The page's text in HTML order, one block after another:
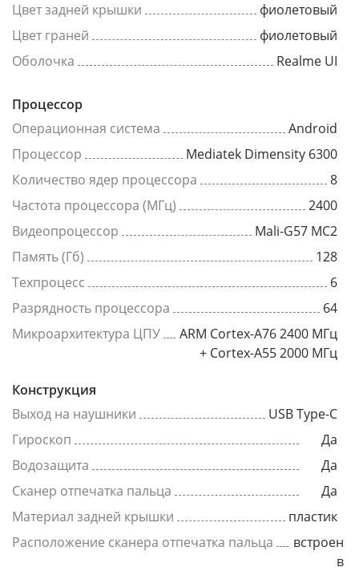
Цвет задней крышки
фиолетовый
Цвет граней
фиолетовый
Оболочка
Realme UI
Процессор
Операционная система
Android
Процессор
Mediatek Dimensity 6300
Количество ядер процессора
8
Частота процессора (МГц)
2400
Видеопроцессор
Mali-G57 MC2
Память (Гб)
128
Техпроцесс
6
Разрядность процессора
64
Микроархитектура ЦПУ
ARM Cortex-A76 2400 МГц
+ Cortex-A55 2000 МГц
Конструкция
Выход на наушники
USB Type-C
Гироскоп
Да
Водозащита
Да
Сканер отпечатка пальца
Да
Материал задней крышки
пластик
Расположение сканера отпечатка пальца
встроен
в